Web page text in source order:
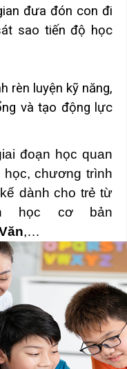
đưa đón con đi
sao tiến độ học
rèn luyện kỹ năng,
và tạo động lực
đoạn học quan
chương trình
dành cho trẻ từ
học cơ bản
,…